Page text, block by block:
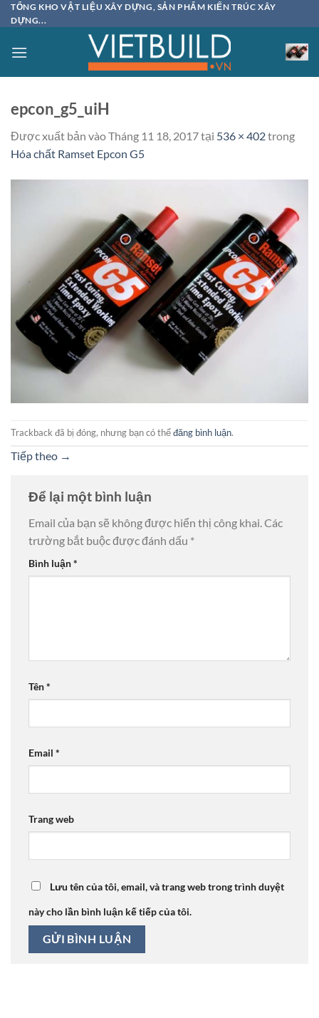
Bỏ
qua
dung
TỔNG KHO VẬT LIỆU XÂY DỰNG, SẢN PHẨM KIẾN TRÚC XÂY
DỰNG...
epcon_g5_uiH
Được xuất bản vàoTháng 11 18, 2017tại 536 × 402trong
Hóa chất Ramset Epcon G5
Trackback đã bị đóng, nhưng bạn có thểđăng bình luận.
Tiếp theo →
Để lại một bình luận
Email của bạn sẽ không được hiển thị công khai.Các
trường bắt buộc được đánh dấu *
Bình luận*
Tên*
Email *
Trang web
Lưu tên của tôi, email, và trang web trong trình duyệt
này cho lần bình luận kế tiếp của tôi.